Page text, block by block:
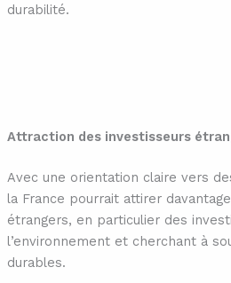
durabilité.
Attraction des investisseurs
Avec une orientation claire vers
la France pourrait attirer
étrangers, en particulier des
l’environnement et cherchant à
durables.